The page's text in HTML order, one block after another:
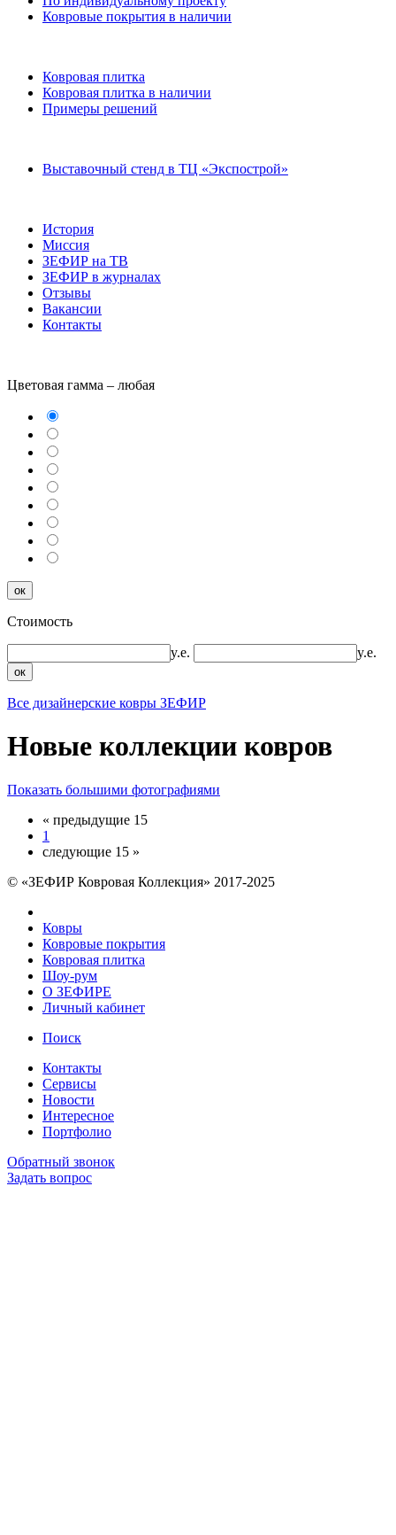
Ковровые покрытия в наличии
Ковровая плитка
Ковровая плитка в наличии
Примеры решений
Выставочный стенд в ТЦ «Экспострой»
История
Миссия
ЗЕФИР на ТВ
ЗЕФИР в журналах
Отзывы
Вакансии
Контакты
Цветовая гамма – любая
ок
Стоимость
y.e. y.e.
ок
Все дизайнерские ковры ЗЕФИР
Новые коллекции ковров
Показать большими фотографиями
« предыдущие 15
1
следующие 15 »
© «ЗЕФИР Ковровая Коллекция» 2017-2025
Ковры
Ковровые покрытия
Ковровая плитка
Шоу-рум
О ЗЕФИРЕ
Личный кабинет
Поиск
Контакты
Сервисы
Новости
Интересное
Портфолио
Обратный звонок
Задать вопрос